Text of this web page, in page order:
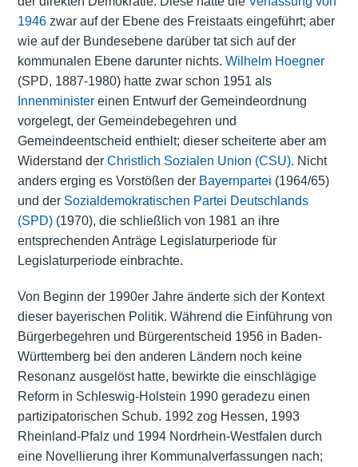
1946zwar auf der Ebene des Freistaats eingeführt; aber
wie auf der Bundesebene darüber tat sich auf der
kommunalen Ebene darunter nichts. Wilhelm Hoegner
(SPD, 1887-1980) hatte zwar schon 1951 als
Innenministereinen Entwurf der Gemeindeordnung
vorgelegt, der Gemeindebegehren und
Gemeindeentscheid enthielt; dieser scheiterte aber am
Widerstand der Christlich Sozialen Union (CSU). Nicht
anders erging es Vorstößen der Bayernpartei (1964/65)
und der Sozialdemokratischen Partei Deutschlands
(SPD)(1970), die schließlich von 1981 an ihre
entsprechenden Anträge Legislaturperiode für
Legislaturperiode einbrachte.
Von Beginn der 1990er Jahre änderte sich der Kontext
dieser bayerischen Politik. Während die Einführung von
Bürgerbegehren und Bürgerentscheid 1956 in Baden-
Württemberg bei den anderen Ländern noch keine
Resonanz ausgelöst hatte, bewirkte die einschlägige
Reform in Schleswig-Holstein 1990 geradezu einen
partizipatorischen Schub. 1992 zog Hessen, 1993
Rheinland-Pfalz und 1994 Nordrhein-Westfalen durch
eine Novellierung ihrer Kommunalverfassungen nach;